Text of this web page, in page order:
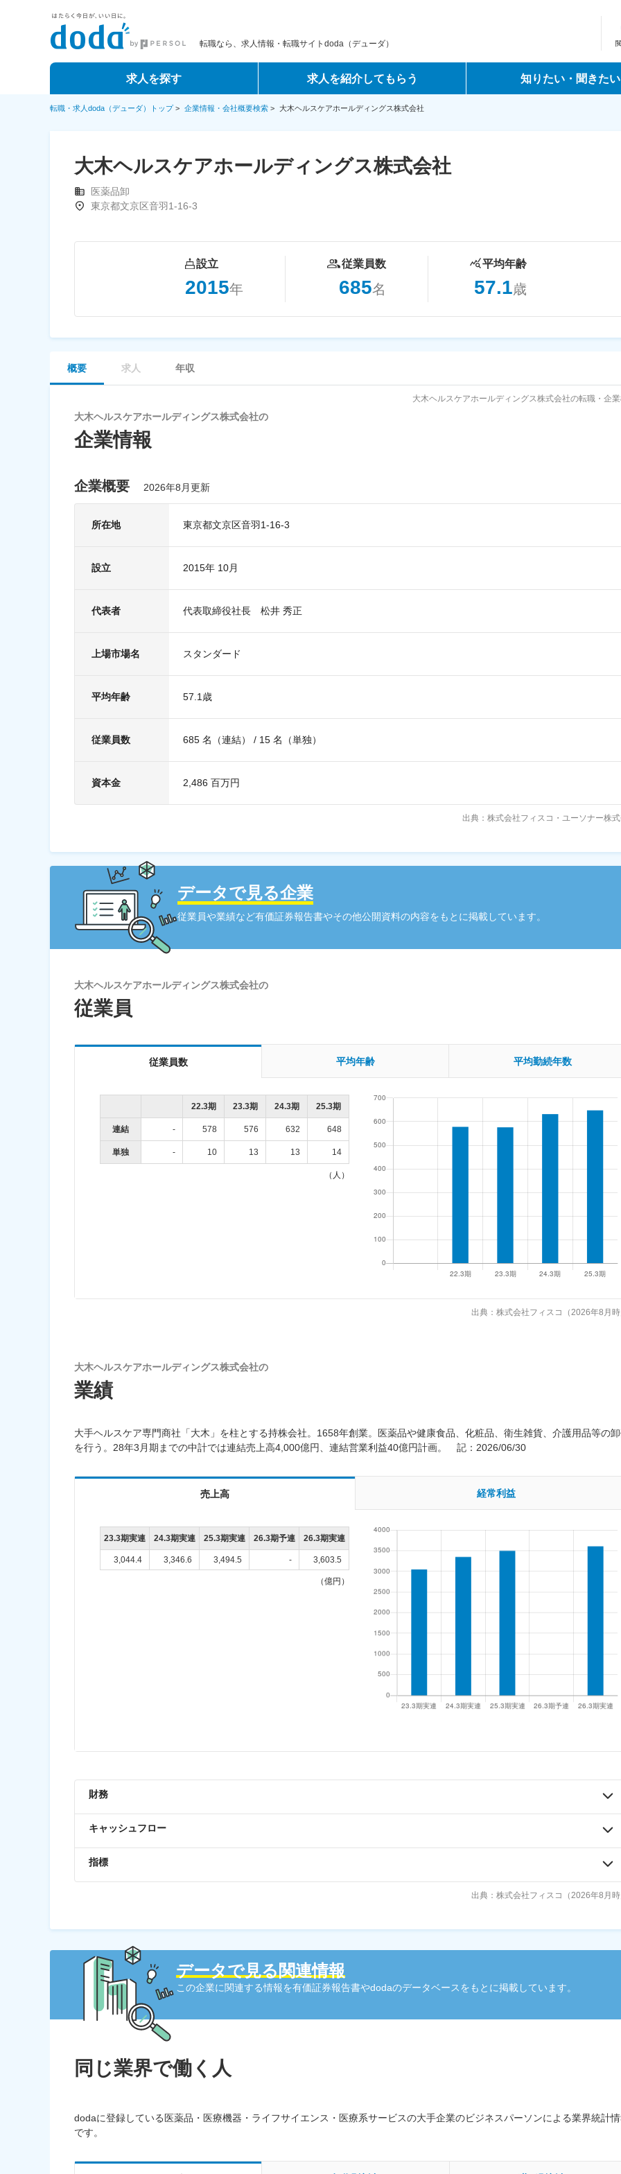
転職なら、求人情報・転職サイトdoda（デューダ）
求人を探す 求人を紹介してもらう 知りたい・聞きたい
転職・求人doda（デューダ）トップ> 企業情報・会社概要検索 > 大木ヘルスケアホールディングス株式会社
大木ヘルスケアホールディングス株式会社
医薬品卸
東京都文京区音羽1-16-3
設立
2015年
従業員数
685名
平均年齢
57.1歳
概要 求人 年収
大木ヘルスケアホールディングス株式会社の転職・企
大木ヘルスケアホールディングス株式会社の
企業情報
企業概要 2026年8月更新
所在地 東京都文京区音羽1-16-3
設立 2015年 10月
代表者 代表取締役社長 松井 秀正
上場市場名 スタンダード
平均年齢 57.1歳
従業員数 685 名（連結） / 15 名（単独）
資本金 2,486 百万円
出典：株式会社フィスコ・ユーソナー株
データで見る企業
従業員や業績など有価証券報告書やその他公開資料の内容をもとに掲載しています。
大木ヘルスケアホールディングス株式会社の
従業員
従業員数 平均年齢 平均勤続年数
22.3期 23.3期 24.3期 25.3期
連結 - 578 576 632 648
単独 - 10 13 13 14
（人）
出典：株式会社フィスコ（2026年8月時
大木ヘルスケアホールディングス株式会社の
業績
大手ヘルスケア専門商社「大木」を柱とする持株会社。1658年創業。医薬品や健康食品、化粧品、衛生雑貨、介護用品等の
を行う。28年3月期までの中計では連結売上高4,000億円、連結営業利益40億円計画。 記：2026/06/30
売上高 経常利益
23.3期実連 24.3期実連 25.3期実連 26.3期予連 26.3期実連
3,044.4 3,346.6 3,494.5 - 3,603.5
（億円）
財務
キャッシュフロー
指標
出典：株式会社フィスコ（2026年8月時
データで見る関連情報
この企業に関連する情報を有価証券報告書やdodaのデータベースをもとに掲載しています。
同じ業界で働く人
dodaに登録している医薬品・医療機器・ライフサイエンス・医療系サービスの大手企業のビジネスパーソンによる業界統計
です。